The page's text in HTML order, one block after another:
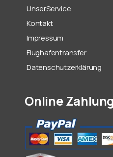
UnserService
Kontakt
Impressum
Flughafentransfer
Datenschutzerklärung
Online Zahlung